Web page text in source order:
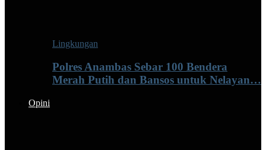
Lingkungan
Polres Anambas Sebar 100 Bendera
Merah Putih dan Bansos untuk Nelayan…
Opini